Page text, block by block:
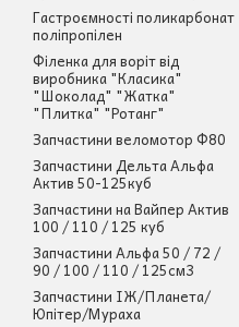
Гастроємності поликарбонат
поліпропілен
Філенка для воріт від
виробника "Класика"
"Шоколад" "Жатка"
"Плитка" "Ротанг"
Запчастини веломотор Ф80
Запчастини Дельта Альфа
Актив 50-125куб
Запчастини на Вайпер Актив
100 / 110 / 125 куб
Запчастини Альфа 50 / 72 /
90 / 100 / 110 / 125см3
Запчастини ІЖ/Планета/
Юпітер/Мураха